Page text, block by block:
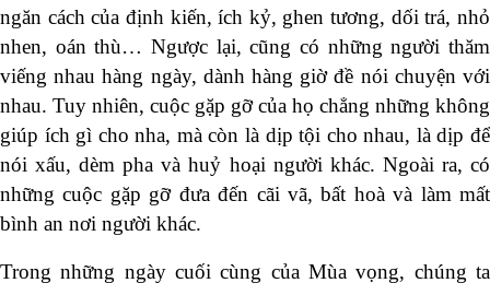
ngăn cách của định kiến, ích kỷ, ghen tương, dối trá, nhỏ
nhen, oán thù… Ngược lại, cũng có những người thăm
viếng nhau hàng ngày, dành hàng giờ đề nói chuyện với
nhau. Tuy nhiên, cuộc gặp gỡ của họ chẳng những không
giúp ích gì cho nha, mà còn là dịp tội cho nhau, là dịp để
nói xấu, dèm pha và huỷ hoại người khác. Ngoài ra, có
những cuộc gặp gỡ đưa đến cãi vã, bất hoà và làm mất
bình an nơi người khác.
Trong những ngày cuối cùng của Mùa vọng, chúng ta